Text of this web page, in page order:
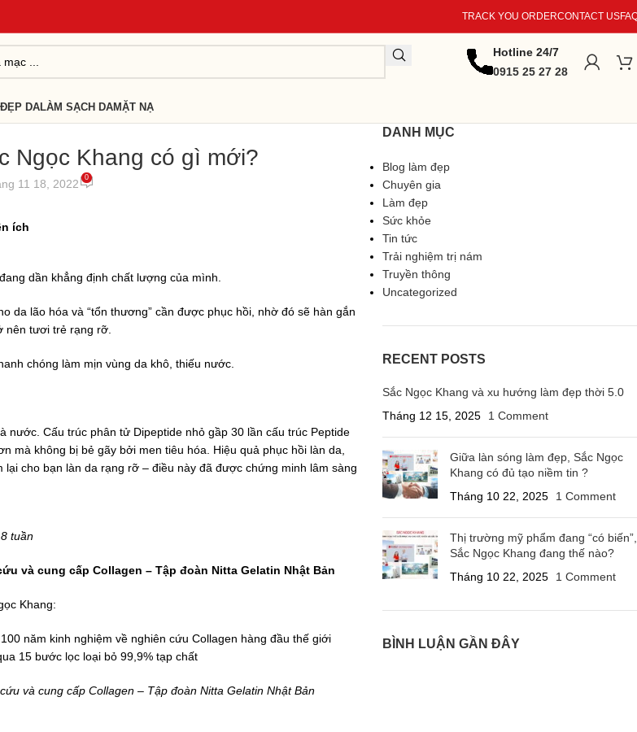
Từ 499K TRACK YOU ORDERCONTACT US
Hotline 24/7
0915 25 27 28
DALÀM SẠCH DAMẶT NẠ
Ngọc Khang có gì mới?
11 18, 2022 0
ích
dần khẳng định chất lượng của mình.
da lão hóa và “tổn thương” cần được phục hồi, nhờ đó sẽ hàn gắn
nên tươi trẻ rạng rỡ.
chóng làm mịn vùng da khô, thiếu nước.
Cấu trúc phân tử Dipeptide nhỏ gầp 30 lần cấu trúc Peptide
mà không bị bẻ gãy bởi men tiêu hóa. Hiệu quả phục hồi làn da,
cho bạn làn da rạng rỡ – điều này đã được chứng minh lâm sàng
tuần
và cung cấp Collagen – Tập đoàn Nitta Gelatin Nhật Bản
Khang:
năm kinh nghiệm về nghiên cứu Collagen hàng đầu thế giới
15 bước lọc loại bỏ 99,9% tạp chất
và cung cấp Collagen – Tập đoàn Nitta Gelatin Nhật Bản
DANH MỤC
Blog làm đẹp
Chuyên gia
Làm đẹp
Sức khỏe
Tin tức
Trải nghiệm trị nám
Truyền thông
Uncategorized
RECENT POSTS
Sắc Ngọc Khang và xu hướng làm đẹp thời 5.0
Tháng 12 15, 2025
1 Comment
Giữa làn sóng làm đẹp, Sắc Ngọc
Khang có đủ tạo niềm tin ?
Tháng 10 22, 2025
1 Comment
Thị trường mỹ phẩm đang “có biến”,
Sắc Ngọc Khang đang thế nào?
Tháng 10 22, 2025
1 Comment
BÌNH LUẬN GẦN ĐÂY